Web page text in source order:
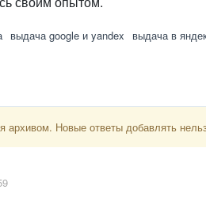
выдача google и yandex выдача в
архивом. Новые ответы добавлять